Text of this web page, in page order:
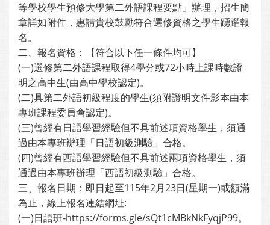
等學校學生預修大學第二外語課程要點」辦理，招生簡
章詳如附件，惠請貴校鼓勵符合選修資格之學生踴躍報
名。
二、報名資格：【符合以下任一條件均可】
(一)選修第二外語課程取得4學分或72小時上課時數證
明之高中生(由高中學校認定)。
(二)具第二外語初級程度的學生(須附證明文件影本由本
專班課程委員會認定)。
(三)曾經有日語學習經驗但不具前述項資格學生，須通
過由本專班辦理「日語初級測驗」合格。
(四)曾經有西語學習經驗但不具前述兩項資格學生，須
通過由本專班辦理「西語初級測驗」合格。
三、報名日期：即日起至115年2月23日(星期一)或額滿
為止，線上報名連結網址:
(一)日語班-https://forms.gle/sQt1cMBkNkFyqjP99。